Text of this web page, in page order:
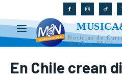
Noticias de
Maule y Chile
En Chile crean